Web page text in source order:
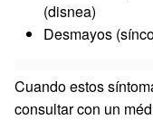
(disnea)
Desmayos
Cuando estos
consultar con un